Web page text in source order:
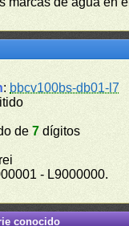
: bbcv100bs-db01-l7
de7 dígitos
- L9000000.
conocido